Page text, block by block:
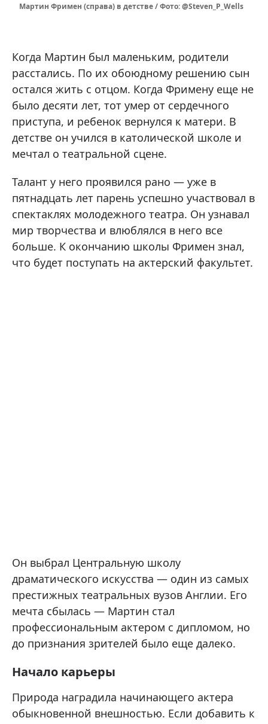
Мартин Фримен (справа) в детстве / Фото: @Steven_P_Wells
Когда Мартин был маленьким, родители
расстались. По их обоюдному решению сын
остался жить с отцом. Когда Фримену еще не
было десяти лет, тот умер от сердечного
приступа, и ребенок вернулся к матери. В
детстве он учился в католической школе и
мечтал о театральной сцене.
Талант у него проявился рано — уже в
пятнадцать лет парень успешно участвовал в
спектаклях молодежного театра. Он узнавал
мир творчества и влюблялся в него все
больше. К окончанию школы Фримен знал,
что будет поступать на актерский факультет.
Он выбрал Центральную школу
драматического искусства — один из самых
престижных театральных вузов Англии. Его
мечта сбылась — Мартин стал
профессиональным актером с дипломом, но
до признания зрителей было еще далеко.
Начало карьеры
Природа наградила начинающего актера
обыкновенной внешностью. Если добавить к